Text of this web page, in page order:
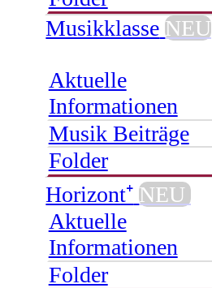
Musikklasse NEU
Aktuelle
Informationen
Musik Beiträge
Folder
Horizont⁺ NEU
Aktuelle
Informationen
Folder